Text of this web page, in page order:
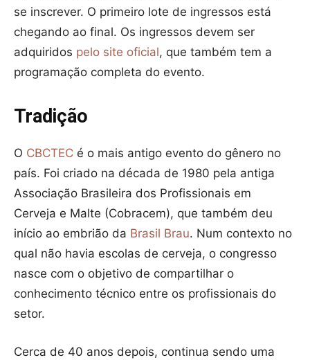
se inscrever. O primeiro lote de ingressos está
chegando ao final. Os ingressos devem ser
adquiridos pelo site oficial, que também tem a
programação completa do evento.
Tradição
O CBCTEC é o mais antigo evento do gênero no
país. Foi criado na década de 1980 pela antiga
Associação Brasileira dos Profissionais em
Cerveja e Malte (Cobracem), que também deu
início ao embrião da Brasil Brau. Num contexto no
qual não havia escolas de cerveja, o congresso
nasce com o objetivo de compartilhar o
conhecimento técnico entre os profissionais do
setor.
Cerca de 40 anos depois, continua sendo uma